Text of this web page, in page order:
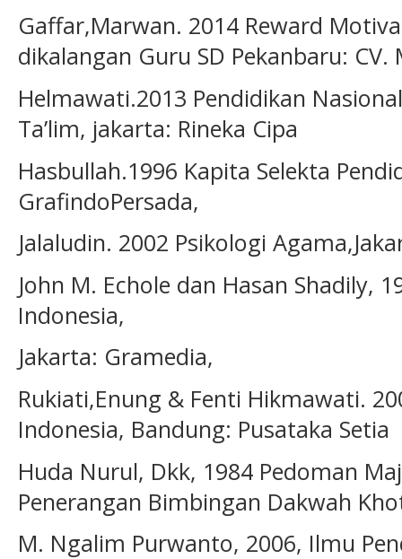
Gaffar,Marwan. 2014 Reward
dikalangan Guru SD Pekanbaru:
Helmawati.2013 Pendidikan
Ta’lim, jakarta: Rineka Cipa
Hasbullah.1996 Kapita Selekta
GrafindoPersada,
Jalaludin. 2002 Psikologi
John M. Echole dan Hasan Shadily,
Indonesia,
Jakarta: Gramedia,
Rukiati,Enung & Fenti Hikmawati.
Indonesia, Bandung: Pusataka Setia
Huda Nurul, Dkk, 1984 Pedoman
Penerangan Bimbingan Dakwah
M. Ngalim Purwanto, 2006, Ilmu